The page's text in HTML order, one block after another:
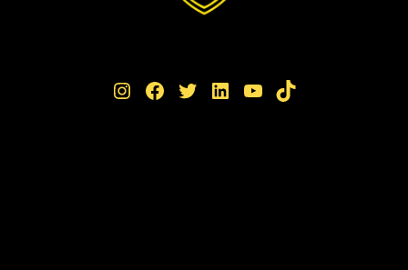
Instagram Facebook Twitter LinkedIn YouTube TikTok